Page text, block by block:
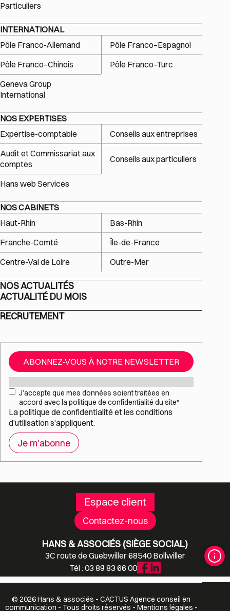
Particuliers
INTERNATIONAL
Pôle Franco-Allemand
Pôle Franco–Espagnol
Pôle Franco–Chinois
Pôle Franco–Turc
Geneva Group
International
NOS EXPERTISES
Expertise-comptable
Conseils aux entreprises
Audit et Commissariat aux
comptes
Conseils aux particuliers
Hans web Services
NOS CABINETS
Haut-Rhin
Bas-Rhin
Franche-Comté
Île-de-France
Centre-Val de Loire
Outre-Mer
NOS ACTUALITÉS
ACTUALITÉ DU MOIS
RECRUTEMENT
ABONNEZ-VOUS À NOTRE NEWSLETTER
Mail*
RGPD*
J’accepte que mes données soient traitées en
accord avec la politique de confidentialité du site*
Lapolitique de confidentialité et les conditions
d’utilisations’appliquent.
Espace client
Contactez-nous
HANS & ASSOCIÉS (SIÈGE SOCIAL)
3C route de Guebwiller 68540 Bollwiller
Tél : 03 89 83 66 00
© 2026 Hans & associés -CACTUS Agence conseil en
communication - Tous droits réservés - Mentions légales -